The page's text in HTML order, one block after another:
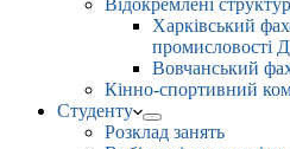
Відокремлені
Харківський
промисловості
Вовчанський
Кінно-спортивний
Студенту
Розклад занять